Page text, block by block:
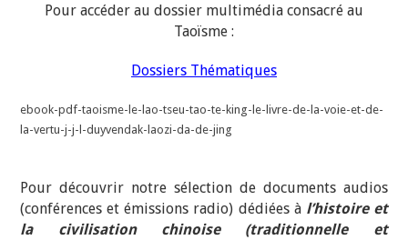
Pour accéder au dossier multimédia consacré au
Taoïsme :
Dossiers Thématiques
ebook-pdf-taoisme-le-lao-tseu-tao-te-king-le-livre-de-la-voie-et-de-
la-vertu-j-j-l-duyvendak-laozi-da-de-jing
Pour découvrir notre sélection de documents audios
(conférences et émissions radio) dédiées à l’histoire et
la civilisation chinoise (traditionnelle et